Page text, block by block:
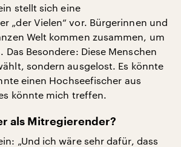
stellt sich eine
„der Vielen“ vor. Bürgerinnen und
Welt kommen zusammen, um
Das Besondere: Diese Menschen
sondern ausgelost. Es könnte
einen Hochseefischer aus
könnte mich treffen.
als Mitregierender?
„Und ich wäre sehr dafür, dass